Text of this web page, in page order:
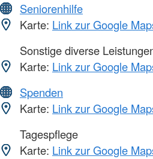
Seniorenhilfe
Karte: Link zur Google
Sonstige diverse
Karte: Link zur Google
Spenden
Karte: Link zur Google
Tagespflege
Karte: Link zur Google